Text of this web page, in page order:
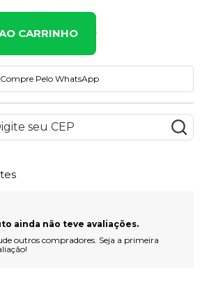
CARRINHO
Compre Pelo WhatsApp
ainda não teve avaliações.
outros compradores. Seja a primeira